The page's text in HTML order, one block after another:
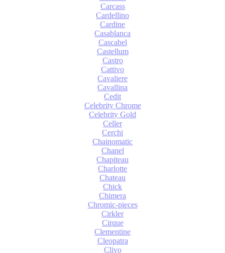
Carcass
Cardellino
Cardine
Casablanca
Cascabel
Castellum
Castro
Cattivo
Cavaliere
Cavallina
Cedit
Celebrity Chrome
Celebrity Gold
Celler
Cerchi
Chainomatic
Chanel
Chapiteau
Charlotte
Chateau
Chick
Chimera
Chromic-pieces
Cirkler
Cirque
Clementine
Cleopatra
Clivo